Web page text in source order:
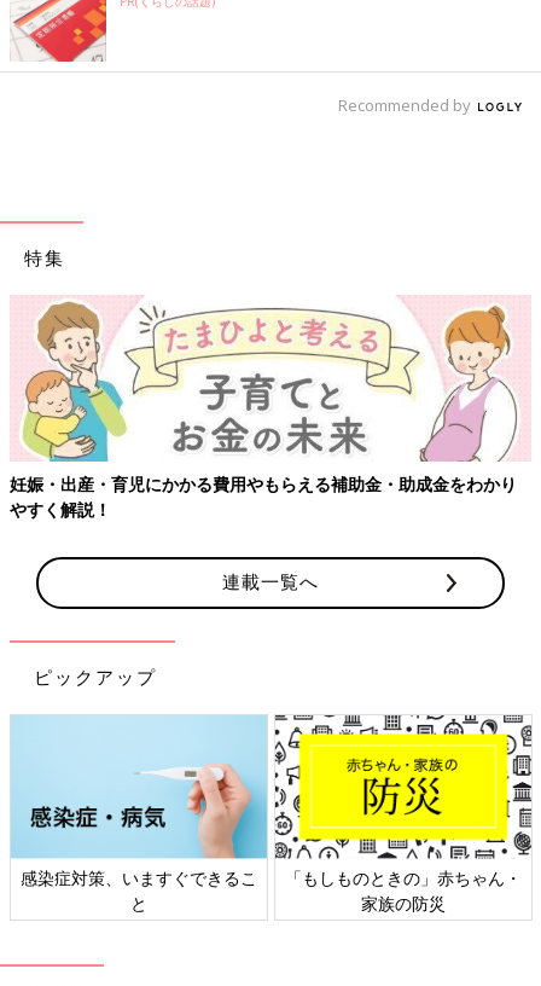
Recommended by
特集
妊娠・出産・育児にかかる費用やもらえる補助金・助成金をわかり
やすく解説！
連載一覧へ
ピックアップ
感染症対策、いますぐできるこ
と
「もしものときの」赤ちゃん・
家族の防災